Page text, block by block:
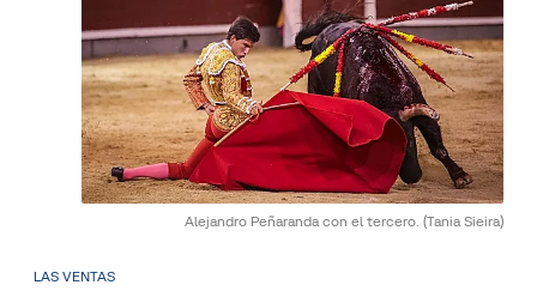
Alejandro Peñaranda con el tercero. (Tania Sieira)
LAS VENTAS